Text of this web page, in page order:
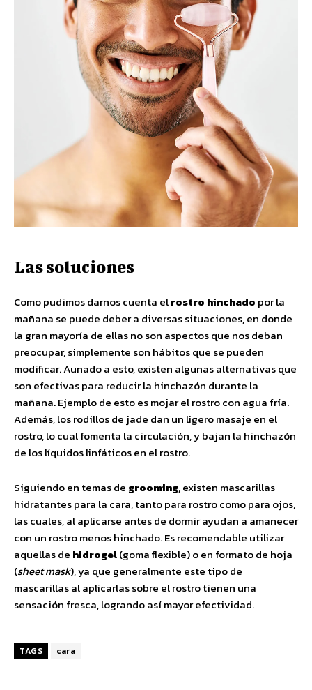
Las soluciones
Como pudimos darnos cuenta elrostro hinchado por la
mañana se puede deber a diversas situaciones, en donde
la gran mayoría de ellas no son aspectos que nos deban
preocupar, simplemente son hábitos que se pueden
modificar. Aunado a esto, existen algunas alternativas que
son efectivas para reducir la hinchazón durante la
mañana. Ejemplo de esto es mojar el rostro con agua fría.
Además, los rodillos de jade dan un ligero masaje en el
rostro, lo cual fomenta la circulación, y bajan la hinchazón
de los líquidos linfáticos en el rostro.
Siguiendo en temas de grooming, existen mascarillas
hidratantes para la cara, tanto para rostro como para ojos,
las cuales, al aplicarse antes de dormir ayudan a amanecer
con un rostro menos hinchado. Es recomendable utilizar
aquellas de hidrogel(goma flexible) o en formato de hoja
(sheet mask), ya que generalmente este tipo de
mascarillas al aplicarlas sobre el rostro tienen una
sensación fresca, logrando así mayor efectividad.
TAGS cara